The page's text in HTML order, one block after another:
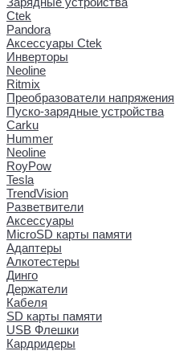
Ctek
Pandora
Аксессуары Ctek
Инверторы
Neoline
Ritmix
Преобразователи напряжения
Пуско-зарядные устройства
Carku
Hummer
Neoline
RoyPow
Tesla
TrendVision
Разветвители
Аксессуары
MicroSD карты памяти
Адаптеры
Алкотестеры
Динго
Держатели
Кабеля
SD карты памяти
USB Флешки
Кардридеры